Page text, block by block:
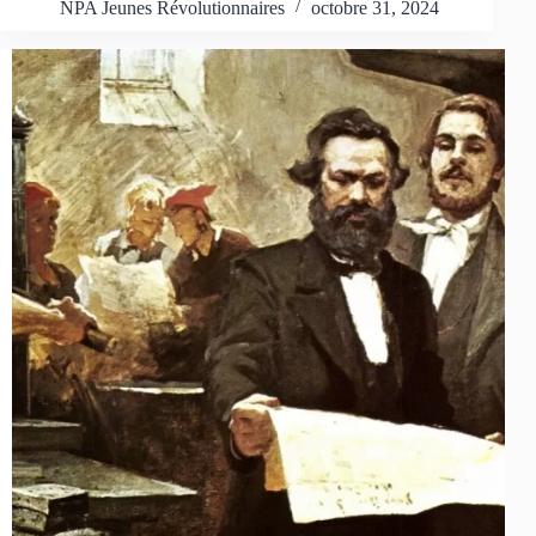
NPA Jeunes Révolutionnaires octobre 31, 2024